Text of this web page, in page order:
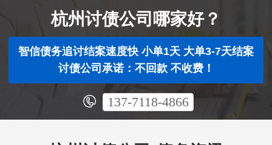
杭州讨债公司哪家好？
智信债务追讨结案速度快 小单1天 大单3-7天结案
讨债公司承诺：不回款 不收费！
137-7118-4866